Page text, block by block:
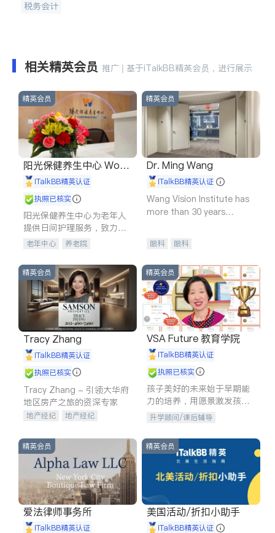
税务会计
相关精英会员 推广 | 基于iTalkBB精英会员，进行展示
精英会员
阳光保健养生中心 World
shine
iTalkBB精英认证
执照已核实
阳光保健养生中心为老年人
提供日间护理服务，致力于
通过持续的护理创新来有效
老年中心 养老院
精英会员
Dr. Ming Wang
iTalkBB精英认证
Wang Vision Institute has
more than 30 years
眼科 眼科
精英会员
Tracy Zhang
iTalkBB精英认证
执照已核实
Tracy Zhang - 引领大华府
地区房产之旅的资深专家
地产经纪
地产经纪
商铺租售
精英会员
VSA Future 教育学院
iTalkBB精英认证
执照已核实
孩子美好的未来始于早期能
力的培养，用愿景激发孩子
的学习潜力和动力。理念：
拥有成长型心态是成功的基
石。
升学顾问/课后辅导
精英会员
爱法律师事务所
iTalkBB精英认证
精英会员
美国活动/折扣小助手
iTalkBB精英认证